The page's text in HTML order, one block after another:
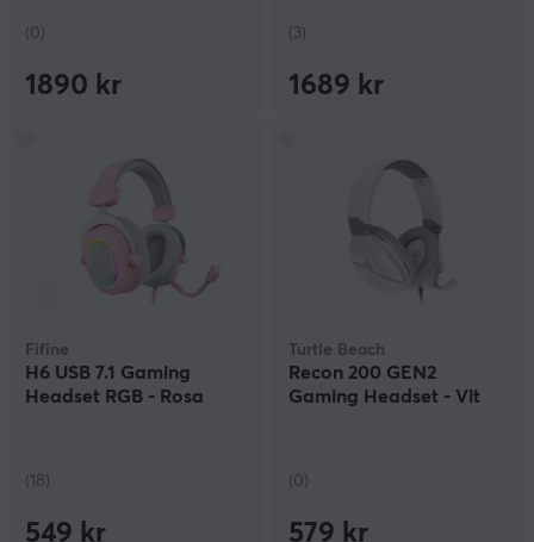
(0)
1890 kr
(3)
1689 kr
Fifine
H6 USB 7.1 Gaming
Headset RGB - Rosa
(18)
549 kr
Turtle Beach
Recon 200 GEN2
Gaming Headset - Vit
(0)
579 kr